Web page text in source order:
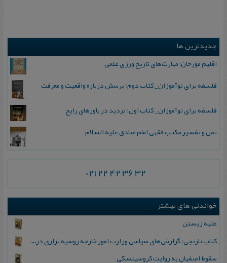
جدیدترین ها
اقلیم مورخان؛ مهارت‌های تاریخ ورزی علمی
فلسفه برای نوآموزان_ کتاب دوم: پرسش درباره واقعیت و معرفت
فلسفه برای نوآموزان_ کتاب اول: تردید در باورهای رایج
نص و تفسیر مکتب فقهی امام صادق علیه السلام
021 22 42 36 32
خواندنی های بیشتر
طلبه زیستن
کتاب نارنجی: گزارش‌های سیاسی وزارت امور خارجه روسیه تزاری درباره انقلاب مشروطه ایران
سقوط اصفهان‌ به‌ روایت‌ کروسینسکی